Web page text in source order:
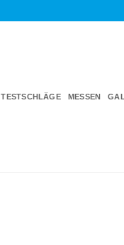
TESTSCHLÄGE MESSEN